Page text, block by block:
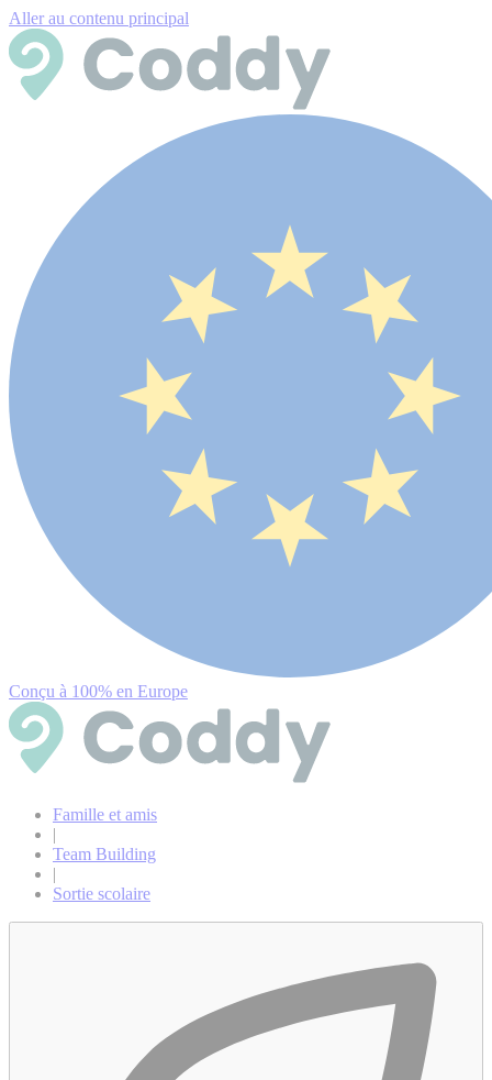
Aller au contenu principal
Conçu à 100% en Europe
Famille et amis
|
Team Building
|
Sortie scolaire